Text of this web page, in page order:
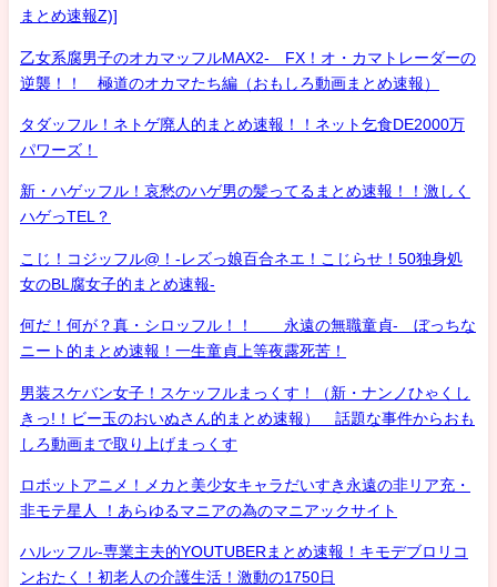
まとめ速報Z)]
乙女系腐男子のオカマッフルMAX2- FX！オ・カマトレーダーの
逆襲！！ 極道のオカマたち編（おもしろ動画まとめ速報）
タダッフル！ネトゲ廃人的まとめ速報！！ネット乞食DE2000万
パワーズ！
新・ハゲッフル！哀愁のハゲ男の髪ってるまとめ速報！！激しく
ハゲっTEL？
こじ！コジッフル@！-レズっ娘百合ネエ！こじらせ！50独身処
女のBL腐女子的まとめ速報-
何だ！何が？真・シロッフル！！ 永遠の無職童貞- ぼっちな
ニート的まとめ速報！一生童貞上等夜露死苦！
男装スケバン女子！スケッフルまっくす！（新・ナンノひゃくし
きっ!！ビー玉のおいぬさん的まとめ速報） 話題な事件からおも
しろ動画まで取り上げまっくす
ロボットアニメ！メカと美少女キャラだいすき永遠の非リア充・
非モテ星人 ！あらゆるマニアの為のマニアックサイト
ハルッフル-専業主夫的YOUTUBERまとめ速報！キモデブロリコ
ンおたく！初老人の介護生活！激動の1750日